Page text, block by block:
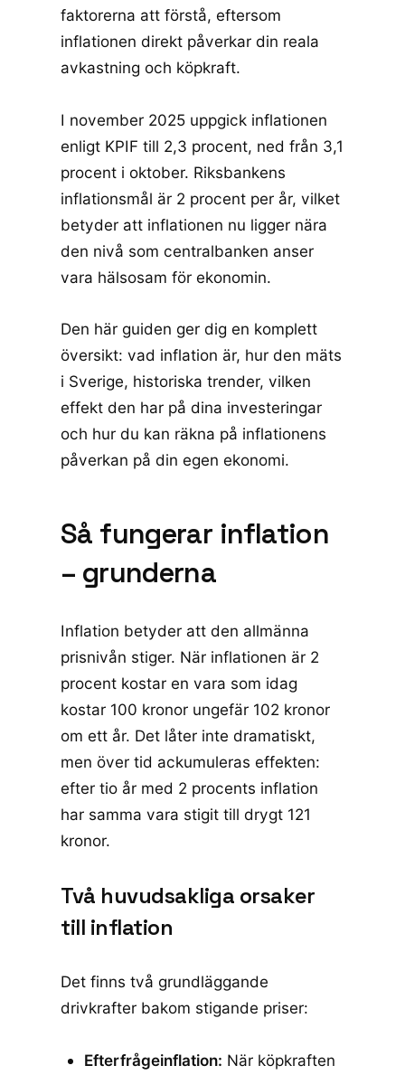
faktorerna att förstå, eftersom
inflationen direkt påverkar din reala
avkastning och köpkraft.
I november 2025 uppgick inflationen
enligt KPIF till 2,3 procent, ned från 3,1
procent i oktober. Riksbankens
inflationsmål är 2 procent per år, vilket
betyder att inflationen nu ligger nära
den nivå som centralbanken anser
vara hälsosam för ekonomin.
Den här guiden ger dig en komplett
översikt: vad inflation är, hur den mäts
i Sverige, historiska trender, vilken
effekt den har på dina investeringar
och hur du kan räkna på inflationens
påverkan på din egen ekonomi.
Så fungerar inflation
– grunderna
Inflation betyder att den allmänna
prisnivån stiger. När inflationen är 2
procent kostar en vara som idag
kostar 100 kronor ungefär 102 kronor
om ett år. Det låter inte dramatiskt,
men över tid ackumuleras effekten:
efter tio år med 2 procents inflation
har samma vara stigit till drygt 121
kronor.
Två huvudsakliga orsaker
till inflation
Det finns två grundläggande
drivkrafter bakom stigande priser:
Efterfrågeinflation: När köpkraften